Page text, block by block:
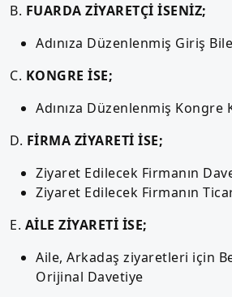
B. FUARDA ZİYARETÇİ İSENİZ;
Adınıza Düzenlenmiş Giriş
C. KONGRE İSE;
Adınıza Düzenlenmiş Kongre
D. FİRMA ZİYARETİ İSE;
Ziyaret Edilecek Firmanın
Ziyaret Edilecek Firmanın
E. AİLE ZİYARETİ İSE;
Aile, Arkadaş ziyaretleri için
Orijinal Davetiye